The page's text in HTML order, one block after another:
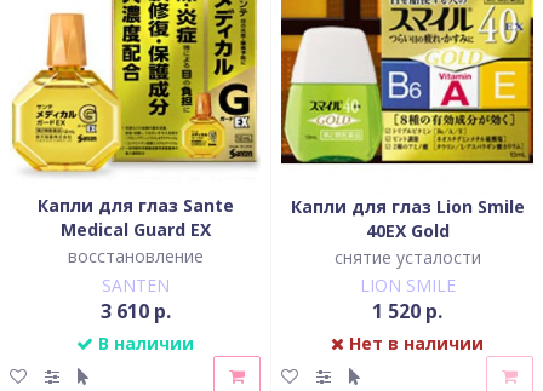
Капли для глаз Sante
Medical Guard EX
восстановление
SANTEN
3 610 р.
В наличии
Капли для глаз Lion Smile
40EX Gold
снятие усталости
LION SMILE
1 520 р.
Нет в наличии